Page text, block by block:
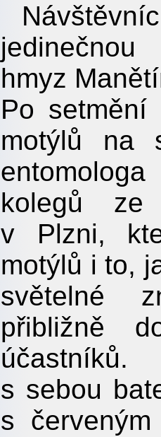
hmyz
Po setmění
motýlů na
kolegů ze
v Plzni,
motýlů i to,
světelné
přibližně
s sebou
s